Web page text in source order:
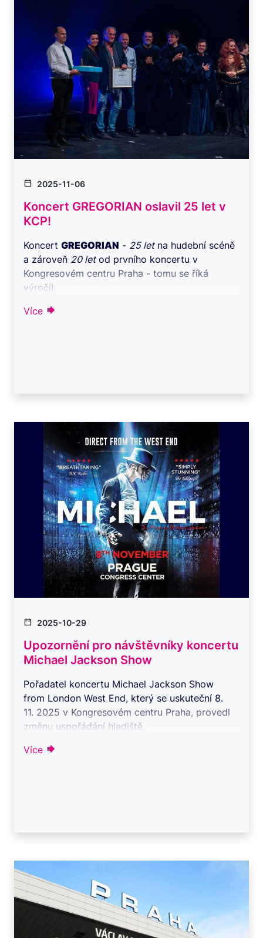
2025-11-06
Koncert GREGORIAN oslavil 25 let v
KCP!
Koncert GREGORIAN - 25 letna hudební scéně
a zároveň 20 letod prvního koncertu v
Kongresovém centru Praha - tomu se říká
výročí!
Více
2025-10-29
Upozornění pro návštěvníky koncertu
Michael Jackson Show
Pořadatel koncertu Michael Jackson Show
from London West End, který se uskuteční 8.
11. 2025 v Kongresovém centru Praha, provedl
změnu uspořádání hlediště.
Více